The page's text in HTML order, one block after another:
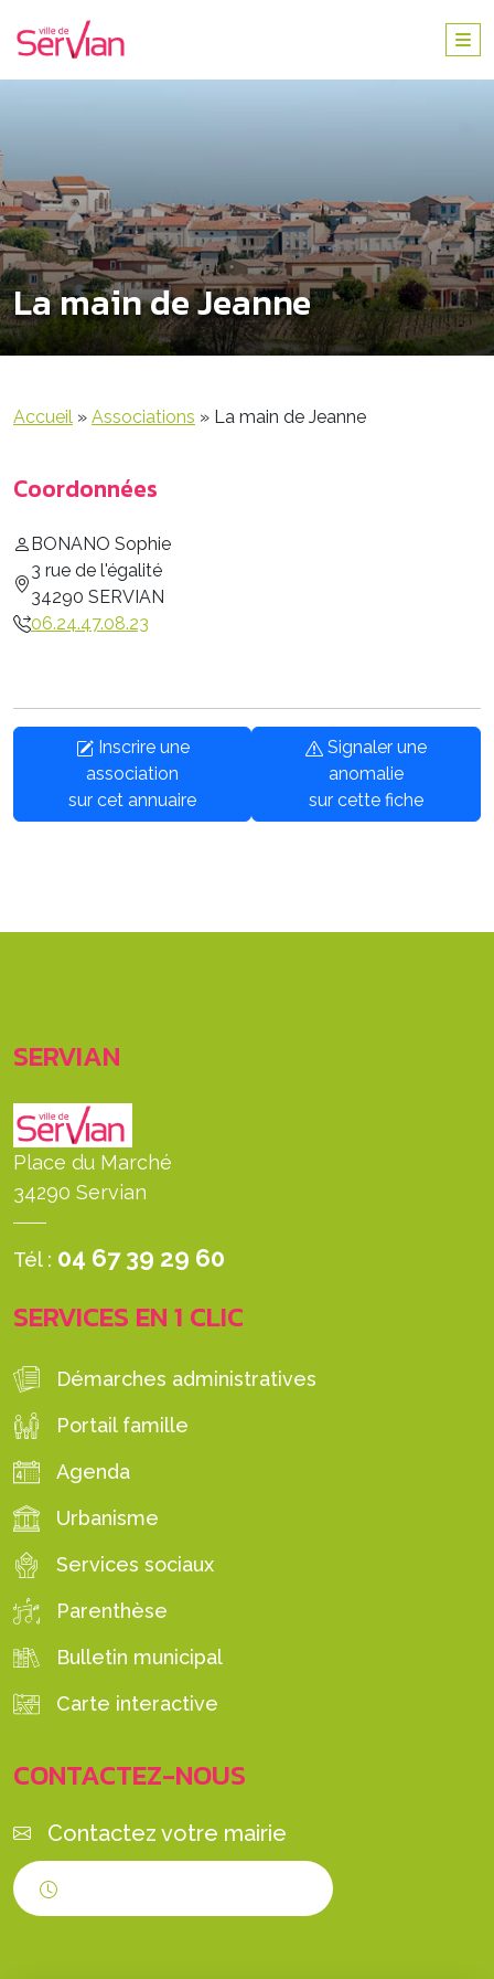
La main de Jeanne
Accueil » Associations » La main de Jeanne
Coordonnées
BONANO Sophie
3 rue de l'égalité
34290 SERVIAN
06.24.47.08.23
Inscrire une
association
sur cet annuaire
Signaler une
anomalie
sur cette fiche
SERVIAN
Place du Marché
34290 Servian
Tél : 04 67 39 29 60
SERVICES EN 1 CLIC
Démarches administratives
Portail famille
Agenda
Urbanisme
Services sociaux
Parenthèse
Bulletin municipal
Carte interactive
CONTACTEZ-NOUS
Contactez votre mairie